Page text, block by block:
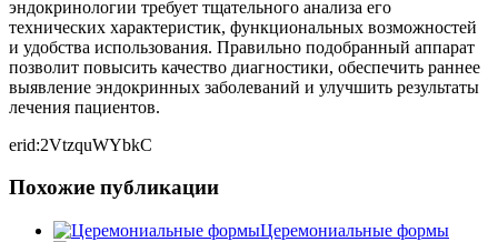
эндокринологии требует тщательного анализа его
технических характеристик, функциональных возможностей
и удобства использования. Правильно подобранный аппарат
позволит повысить качество диагностики, обеспечить раннее
выявление эндокринных заболеваний и улучшить результаты
лечения пациентов.
erid:2VtzquWYbkC
Похожие публикации
Церемониальные формы